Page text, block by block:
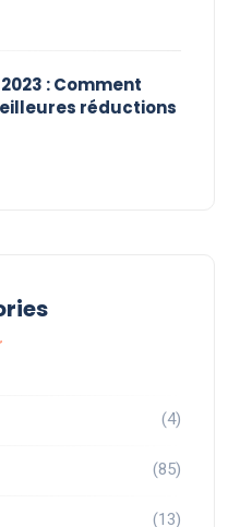
: Comment
réductions
(4)
(85)
(13)